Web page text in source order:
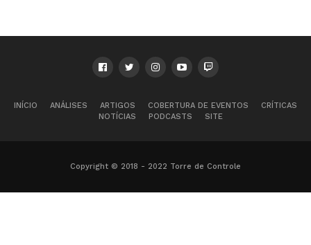
INÍCIO ANÁLISES ARTIGOS COBERTURA DE EVENTOS
CRÍTICAS
NOTÍCIAS
PODCASTS SITE
Copyright © 2018 - 2022 Torre de Controle